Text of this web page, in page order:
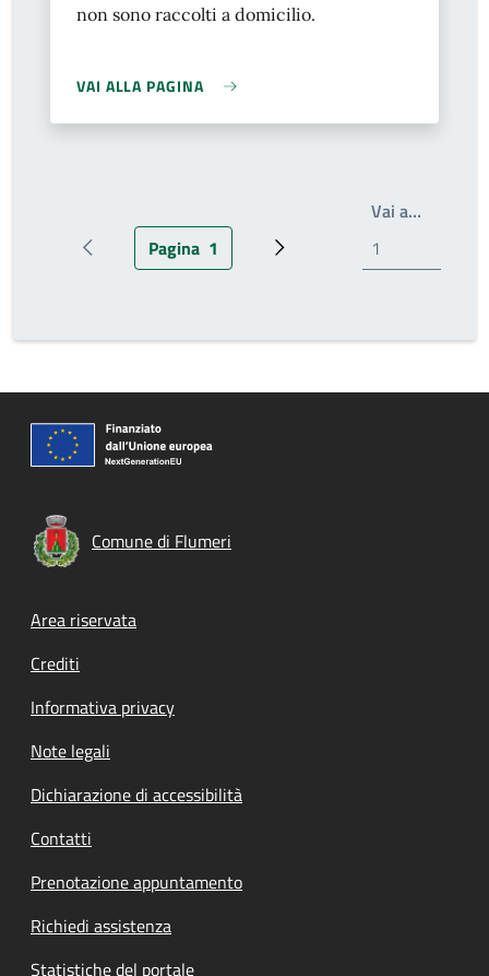
non sono raccolti a domicilio.
VAI ALLA PAGINA
Pagina precedentePagina attuale
Pagina 1 Prossima pagina
Vai a…
Comune di Flumeri
Footer menu
Area riservata
Crediti
Informativa privacy
Note legali
Dichiarazione di accessibilità
Contatti
Prenotazione appuntamento
Richiedi assistenza
Statistiche del portale